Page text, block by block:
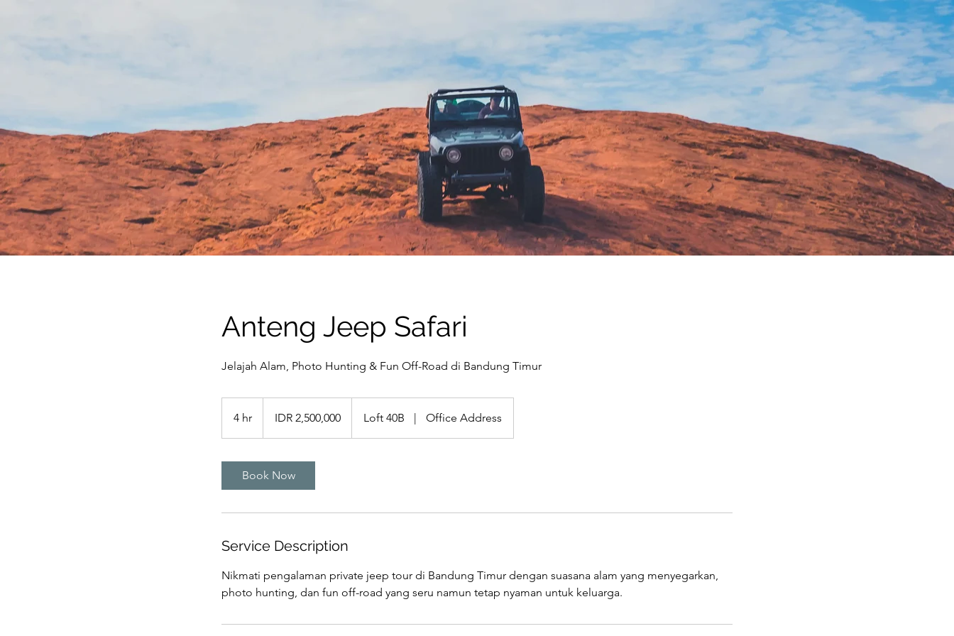
Anteng Jeep Safari
Jelajah Alam, Photo Hunting & Fun Off-Road di Bandung Timur
4 hr
h
rupiahsIDR 2,500,000 Loft 40B | Office Address
Book Now
Service Description
Nikmati pengalaman private jeep tour di Bandung Timur dengan suasana alam yang menyegarkan,
photo hunting, dan fun off-road yang seru namun tetap nyaman untuk keluarga.